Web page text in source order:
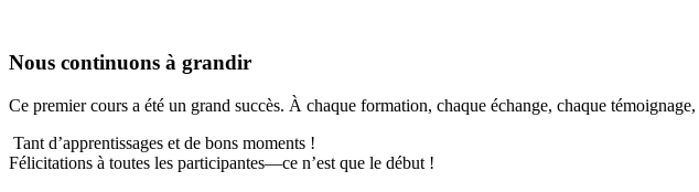
Nous continuons à grandir
Ce premier cours a été un grand succès. À chaque formation, chaque échange, chaque témoignage,
Tant d’apprentissages et de bons moments !
Félicitations à toutes les participantes—ce n’est que le début !